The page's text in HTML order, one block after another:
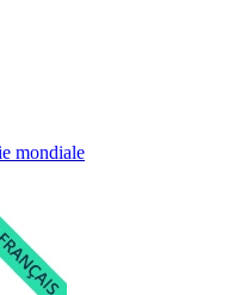
mondiale